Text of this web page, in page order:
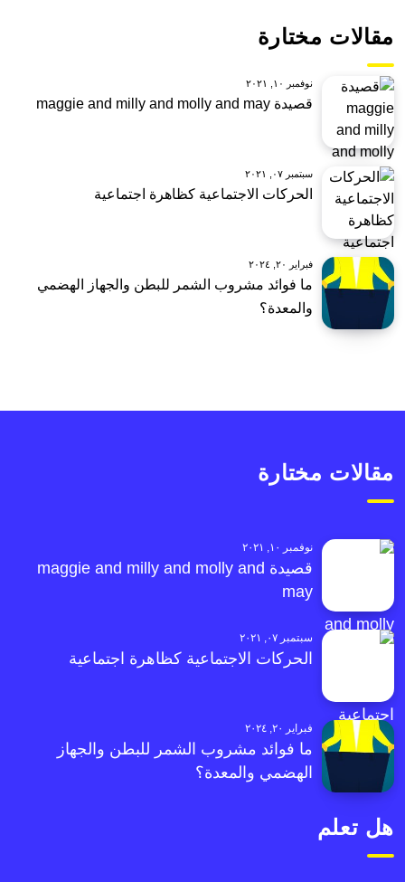
مقالات مختارة
نوفمبر ١٠, ٢٠٢١
قصيدة maggie and milly and molly and may
سبتمبر ٠٧, ٢٠٢١
الحركات الاجتماعية كظاهرة اجتماعية
فبراير ٢٠, ٢٠٢٤
ما فوائد مشروب الشمر للبطن والجهاز الهضمي
والمعدة؟
مقالات مختارة
نوفمبر ١٠, ٢٠٢١
قصيدة maggie and milly and molly and
may
سبتمبر ٠٧, ٢٠٢١
الحركات الاجتماعية كظاهرة اجتماعية
فبراير ٢٠, ٢٠٢٤
ما فوائد مشروب الشمر للبطن والجهاز
الهضمي والمعدة؟
هل تعلم